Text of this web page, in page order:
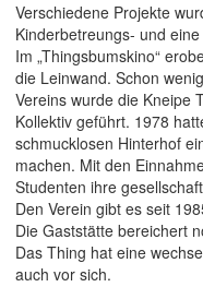
Verschiedene Projekte
Kinderbetreungs- und
Im „Thingsbumskino“
die Leinwand. Schon
Vereins wurde die Kneipe
Kollektiv geführt. 1978
schmucklosen Hinterhof
machen. Mit den
Studenten ihre
Den Verein gibt es seit
Die Gaststätte bereichert
Das Thing hat eine
auch vor sich.